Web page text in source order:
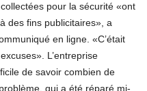
pour la sécurité «ont
des fins publicitaires», a
en ligne. «C’était
L’entreprise
de savoir combien de
qui a été réparé mi-